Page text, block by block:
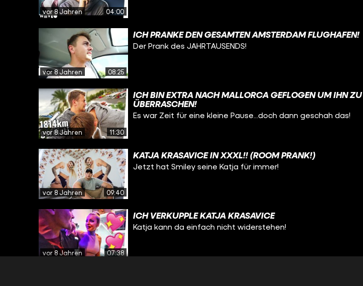
vor 8 Jahren 04:00
vor 8 Jahren 08:25
ICH PRANKE DEN GESAMTEN AMSTERDAM FLUGHAFEN!
Der Prank des JAHRTAUSENDS!
vor 8 Jahren 11:30
ICH BIN EXTRA NACH MALLORCA GEFLOGEN UM IHN ZU
ÜBERRASCHEN!
Es war Zeit für eine kleine Pause...doch dann geschah das!
vor 8 Jahren 09:40
KATJA KRASAVICE IN XXXL!! (ROOM PRANK!)
Jetzt hat Smiley seine Katja für immer!
vor 8 Jahren 07:38
ICH VERKUPPLE KATJA KRASAVICE
Katja kann da einfach nicht widerstehen!